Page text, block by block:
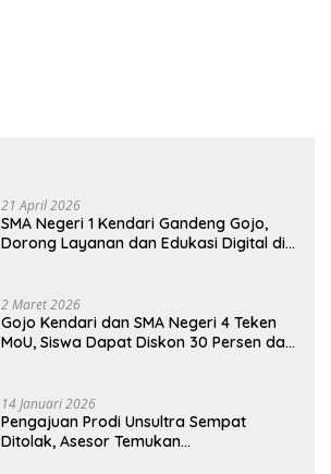
21 April 2026
SMA Negeri 1 Kendari Gandeng Gojo,
Dorong Layanan dan Edukasi Digital di
2 Maret 2026
Gojo Kendari dan SMA Negeri 4 Teken
MoU, Siswa Dapat Diskon 30 Persen dan
14 Januari 2026
Pengajuan Prodi Unsultra Sempat
Ditolak, Asesor Temukan